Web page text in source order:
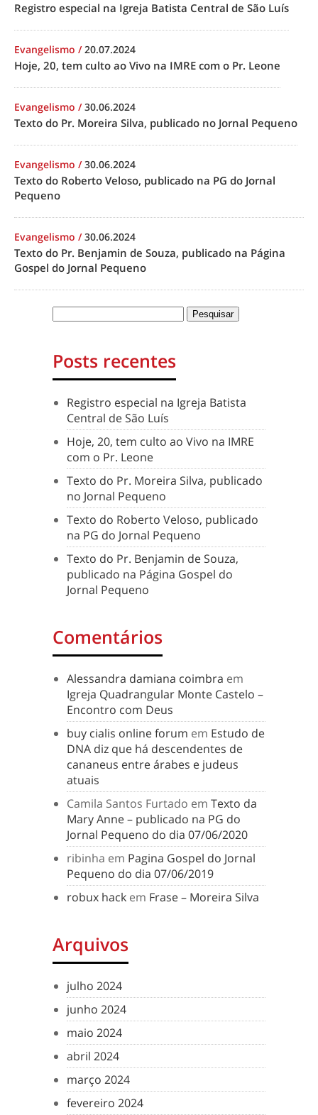
Registro especial na Igreja Batista Central de São Luís
Evangelismo /20.07.2024
Hoje, 20, tem culto ao Vivo na IMRE com o Pr. Leone
Evangelismo /30.06.2024
Texto do Pr. Moreira Silva, publicado no Jornal Pequeno
Evangelismo /30.06.2024
Texto do Roberto Veloso, publicado na PG do Jornal
Pequeno
Evangelismo /30.06.2024
Texto do Pr. Benjamin de Souza, publicado na Página
Gospel do Jornal Pequeno
Posts recentes
Registro especial na Igreja Batista
Central de São Luís
Hoje, 20, tem culto ao Vivo na IMRE
com o Pr. Leone
Texto do Pr. Moreira Silva, publicado
no Jornal Pequeno
Texto do Roberto Veloso, publicado
na PG do Jornal Pequeno
Texto do Pr. Benjamin de Souza,
publicado na Página Gospel do
Jornal Pequeno
Comentários
Alessandra damiana coimbra em
Igreja Quadrangular Monte Castelo –
Encontro com Deus
buy cialis online forum em Estudo de
DNA diz que há descendentes de
cananeus entre árabes e judeus
atuais
Camila Santos Furtado em Texto da
Mary Anne – publicado na PG do
Jornal Pequeno do dia 07/06/2020
ribinha em Pagina Gospel do Jornal
Pequeno do dia 07/06/2019
robux hack em Frase – Moreira Silva
Arquivos
julho 2024
junho 2024
maio 2024
abril 2024
março 2024
fevereiro 2024